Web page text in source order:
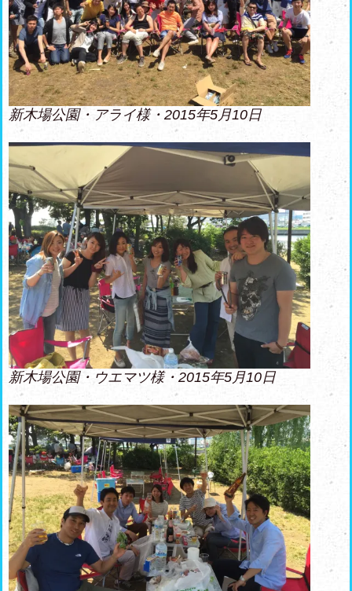
新木場公園・アライ様・2015年5月10日
新木場公園・ウエマツ様・2015年5月10日